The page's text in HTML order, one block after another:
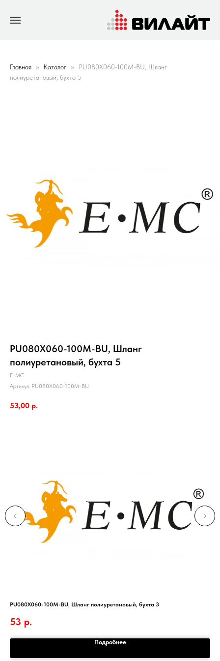
Главная Каталог
PU080X060-100M-BU, Шланг
полиуретановый, бухта 5
PU080X060-100M-BU, Шланг
полиуретановый, бухта 5
E-MC
Артикул: PU080X060-100M-BU
53,00 р.
PU080X060-100M-BU, Шланг полиуретановый, бухта 3
53 р.
Подробнее